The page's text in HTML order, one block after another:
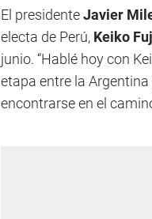
El presidenteJavier
electa de Perú, Keiko
junio. “Hablé hoy con
etapa entre la
encontrarse en el